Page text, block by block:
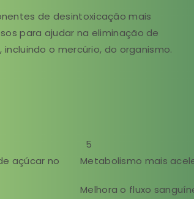
de desintoxicação mais
para ajudar na eliminação de
incluindo o mercúrio, do organismo.
açúcar no
5
Metabolismo mais
Melhora o fluxo